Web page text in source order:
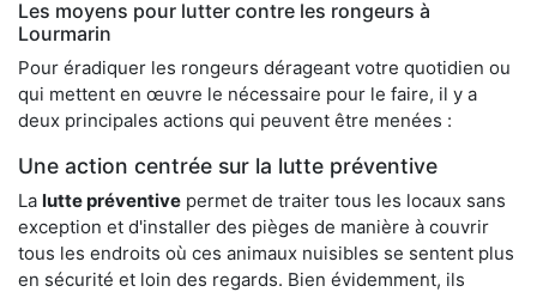
Les moyens pour lutter contre les rongeurs à
Lourmarin
Pour éradiquer les rongeurs dérageant votre quotidien ou
qui mettent en œuvre le nécessaire pour le faire, il y a
deux principales actions qui peuvent être menées :
Une action centrée sur la lutte préventive
La lutte préventive permet de traiter tous les locaux sans
exception et d'installer des pièges de manière à couvrir
tous les endroits où ces animaux nuisibles se sentent plus
en sécurité et loin des regards. Bien évidemment, ils